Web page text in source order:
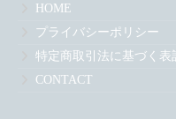
HOME
プライバシーポリシー
特定商取引法に基づく表
CONTACT